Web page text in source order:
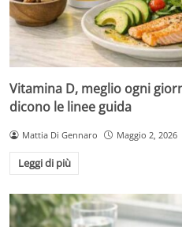
Vitamina D, meglio ogni
dicono le linee guida
Mattia Di Gennaro Maggio 2, 2026
Leggi di più